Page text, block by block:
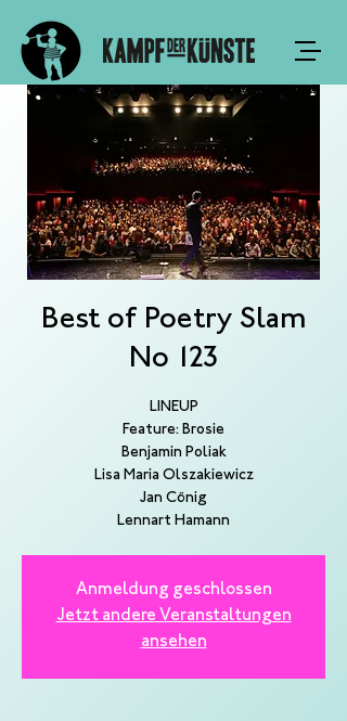
Best of Poetry Slam
No 123
LINEUP
Feature: Brosie
Benjamin Poliak
Lisa Maria Olszakiewicz
Jan Cönig
Lennart Hamann
Anmeldung geschlossen
Jetzt andere Veranstaltungen
ansehen